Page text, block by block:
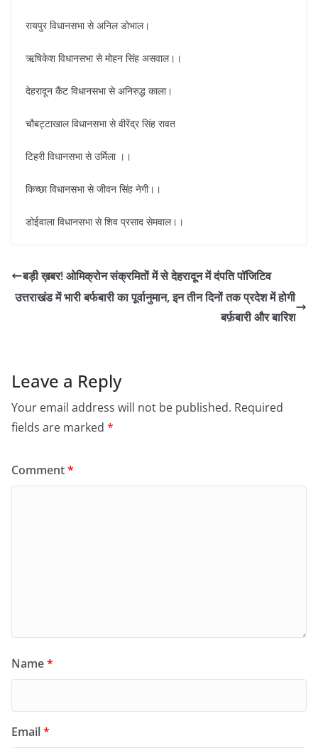
रायपुर विधानसभा से अनिल डोभाल।
ऋषिकेश विधानसभा से मोहन सिंह असवाल।।
देहरादून कैंट विधानसभा से अनिरुद्ध काला।
चौबट्टाखाल विधानसभा से वीरेंद्र सिंह रावत
टिहरी विधानसभा से उर्मिला ।।
किच्छा विधानसभा से जीवन सिंह नेगी।।
डोईवाला विधानसभा से शिव प्रसाद सेमवाल।।
बड़ी ख़बर! ओमिक्रोन संक्रमितों में से देहरादून में दंपति पॉजिटिव
उत्तराखंड में भारी बर्फबारी का पूर्वानुमान, इन तीन दिनों तक प्रदेश में होगी
बर्फ़बारी और बारिश
Leave a Reply
Your email address will not be published. Required
fields are marked *
Comment*
Name*
Email*